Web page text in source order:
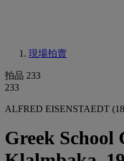
現場拍賣
拍品 233
233
ALFRED EISENSTAEDT
Greek School